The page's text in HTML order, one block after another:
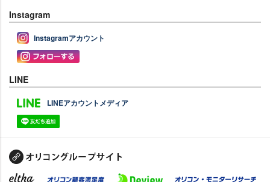
Instagram
Instagramアカウント
LINE
LINEアカウントメディア